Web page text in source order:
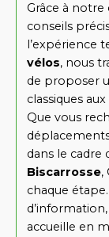
Grâce à
conseils
l’expérience
vélos, nous
de proposer
classiques
Que vous
dans le cadre
Biscarrosse,
chaque
accueille en